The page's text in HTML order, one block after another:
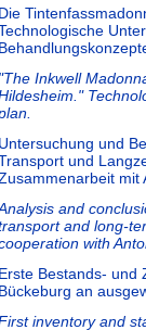
Die
"The Inkwell
Untersuchung und
und
mit
and
and long-
with
Erste Bestands- und
Bückeburg an
inventory and